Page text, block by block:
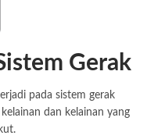
Gerak
pada sistem gerak
dan kelainan yang